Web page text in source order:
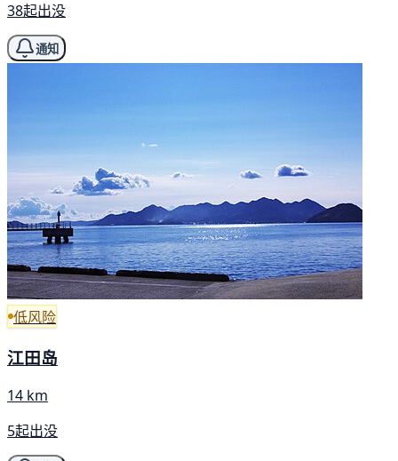
38起出没
通知
低风险
江田岛
14 km
5起出没